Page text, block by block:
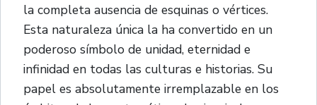
la completa ausencia de esquinas o vértices.
Esta naturaleza única la ha convertido en un
poderoso símbolo de unidad, eternidad e
infinidad en todas las culturas e historias. Su
papel es absolutamente irremplazable en los